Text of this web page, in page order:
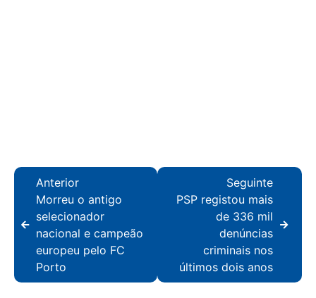
Anterior
Morreu o antigo
selecionador
nacional e campeão
europeu pelo FC
Porto
Seguinte
PSP registou mais
de 336 mil
denúncias
criminais nos
últimos dois anos